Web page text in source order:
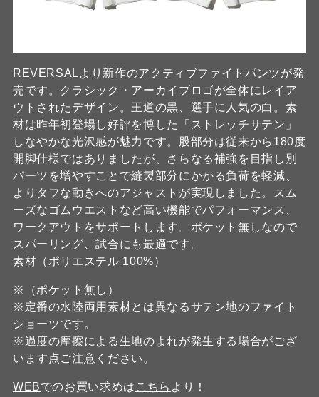
REVERSALより新作のアクティブファイトパンツが発
売です。クラシック・アーカイブロゴが全体にレイア
ウトされたデザイン。王道の黒、選手に人気の白。素
材は昨年初登場し好評を博した「ストレッチサテン」
しなやかな光沢感が魅力です。股部分は従来から180度
開脚仕様ではありましたが、さらなる補強を目指し別
パーツを増やすことで縫製部分にかかる負荷を軽減、
よりタフな動きへのアジャストが実現しました。スム
ーズなゴムウエストなど高い機能でパフォーマンス、
ワークアウトをサポートします。ポケット無しなので
スパーリング、試合にも最適です。
素材（ポリエステル 100%）
※（ポケット無し）
※定番の水陸両用素材とは異なるサテン地のファイト
ショーツです。
※過度の摩擦による生地のよれが発生する場合がござ
います点ご注意ください。
WEBでのお買い求めは こちら より！